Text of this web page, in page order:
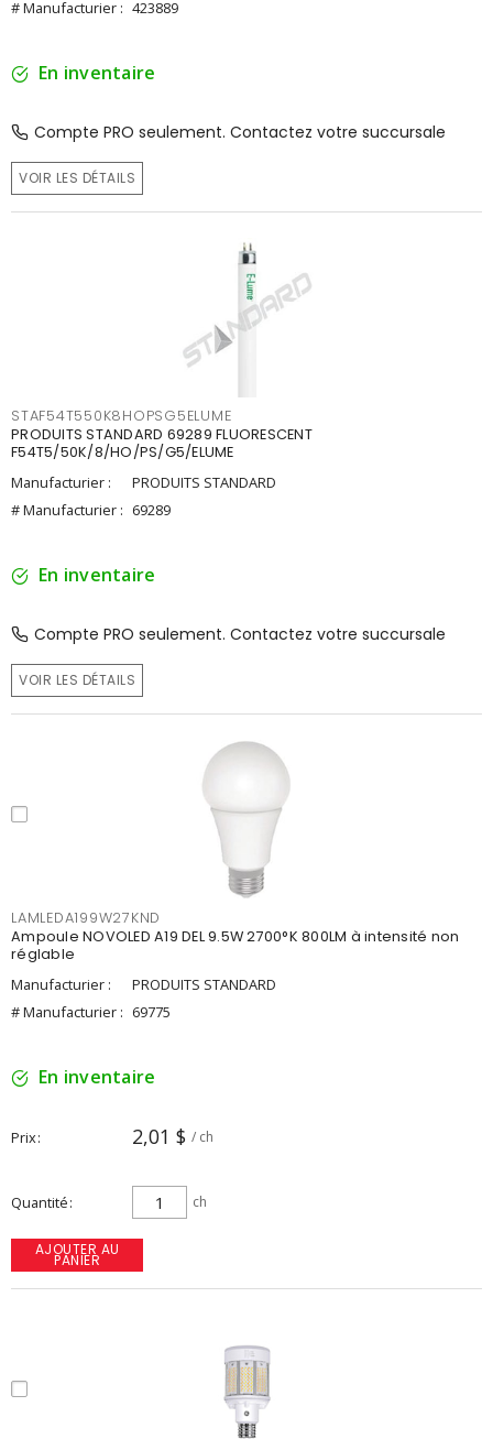
# Manufacturier : 423889
En inventaire
Compte PRO seulement. Contactez votre succursale
VOIR LES DÉTAILS
STAF54T550K8HOPSG5ELUME
PRODUITS STANDARD 69289 FLUORESCENT
F54T5/50K/8/HO/PS/G5/ELUME
Manufacturier :
PRODUITS STANDARD
# Manufacturier : 69289
En inventaire
Compte PRO seulement. Contactez votre succursale
VOIR LES DÉTAILS
LAMLEDA199W27KND
Ampoule NOVOLED A19 DEL 9.5W 2700°K 800LM à intensité non
réglable
Manufacturier :
PRODUITS STANDARD
# Manufacturier : 69775
En inventaire
Prix 2,01 $ / ch
Quantité ch
AJOUTER AU
PANIER